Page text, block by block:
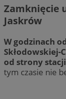
Zamknięcie
Jaskrów
W godzinach
Skłodowskiej-
od strony
tym czasie nie